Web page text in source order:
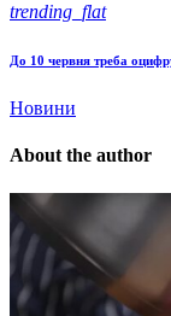
trending_flat
До 10 червня треба
Новини
About the author